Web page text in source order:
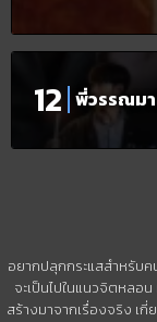
พี่วรรณม
อยากปลุกกระแสสำหรับ
จะเป็นไปในแนวจิตหลอ
สร้างมาจากเรื่องจริง เ